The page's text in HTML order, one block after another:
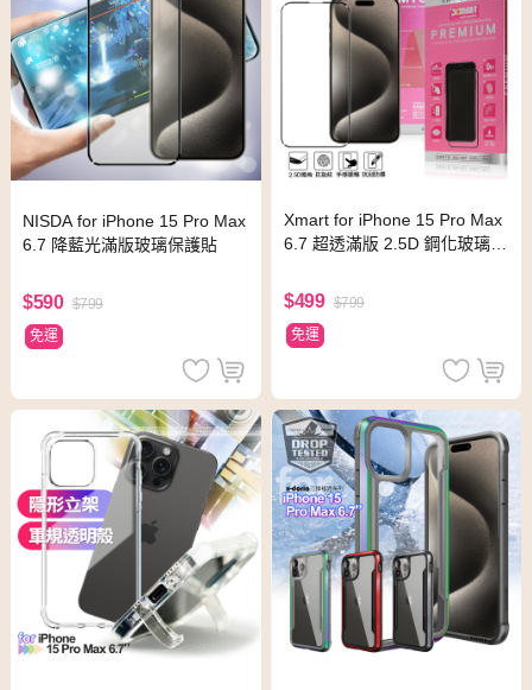
NISDA for iPhone 15 Pro Max
6.7 降藍光滿版玻璃保護貼
$590 $799
免運
Xmart for iPhone 15 Pro Max
6.7 超透滿版 2.5D 鋼化玻璃
$499 $799
免運